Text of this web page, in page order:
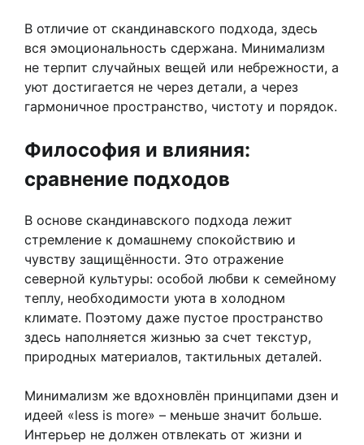
В отличие от скандинавского подхода, здесь
вся эмоциональность сдержана. Минимализм
не терпит случайных вещей или небрежности, а
уют достигается не через детали, а через
гармоничное пространство, чистоту и порядок.
Философия и влияния:
сравнение подходов
В основе скандинавского подхода лежит
стремление к домашнему спокойствию и
чувству защищённости. Это отражение
северной культуры: особой любви к семейному
теплу, необходимости уюта в холодном
климате. Поэтому даже пустое пространство
здесь наполняется жизнью за счет текстур,
природных материалов, тактильных деталей.
Минимализм же вдохновлён принципами дзен и
идеей «less is more» – меньше значит больше.
Интерьер не должен отвлекать от жизни и